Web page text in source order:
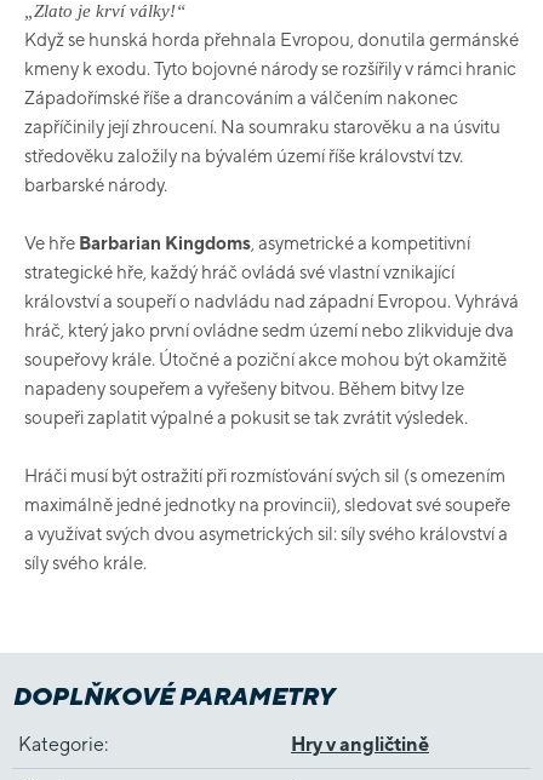
„Zlato je krví války!“
Když se hunská horda přehnala Evropou, donutila germánské
kmeny k exodu. Tyto bojovné národy se rozšířily v rámci hranic
Západořímské říše a drancováním a válčením nakonec
zapříčinily její zhroucení. Na soumraku starověku a na úsvitu
středověku založily na bývalém území říše království tzv.
barbarské národy.
Ve hře Barbarian Kingdoms , asymetrické a kompetitivní
strategické hře, každý hráč ovládá své vlastní vznikající
království a soupeří o nadvládu nad západní Evropou. Vyhrává
hráč, který jako první ovládne sedm území nebo zlikviduje dva
soupeřovy krále. Útočné a poziční akce mohou být okamžitě
napadeny soupeřem a vyřešeny bitvou. Během bitvy lze
soupeři zaplatit výpalné a pokusit se tak zvrátit výsledek.
Hráči musí být ostražití při rozmísťování svých sil (s omezením
maximálně jedné jednotky na provincii), sledovat své soupeře
a využívat svých dvou asymetrických sil: síly svého království a
síly svého krále.
DOPLŇKOVÉ PARAMETRY
Kategorie: Hry v angličtině